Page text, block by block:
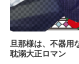
旦那様は、不器用
耽溺大正ロマン